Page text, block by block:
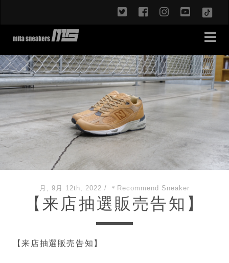
twitterfacebookinstagram
月, 9月 12th, 2022 / ＊Recommend Sneaker
【来店抽選販売告知】
【来店抽選販売告知】